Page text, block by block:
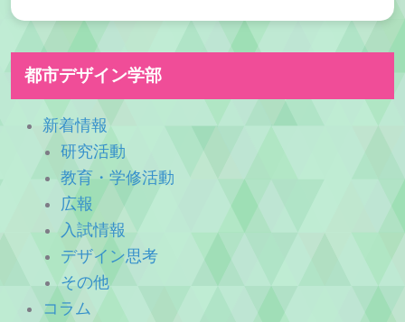
都市デザイン学部
新着情報
研究活動
教育・学修活動
広報
入試情報
デザイン思考
その他
コラム